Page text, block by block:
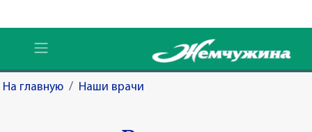
На главную / Наши врачи